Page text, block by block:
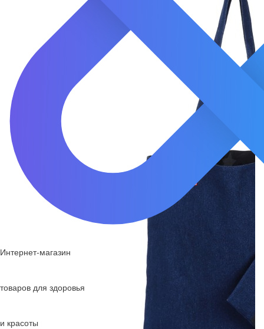
Интернет-магазин
товаров для здоровья
и красоты